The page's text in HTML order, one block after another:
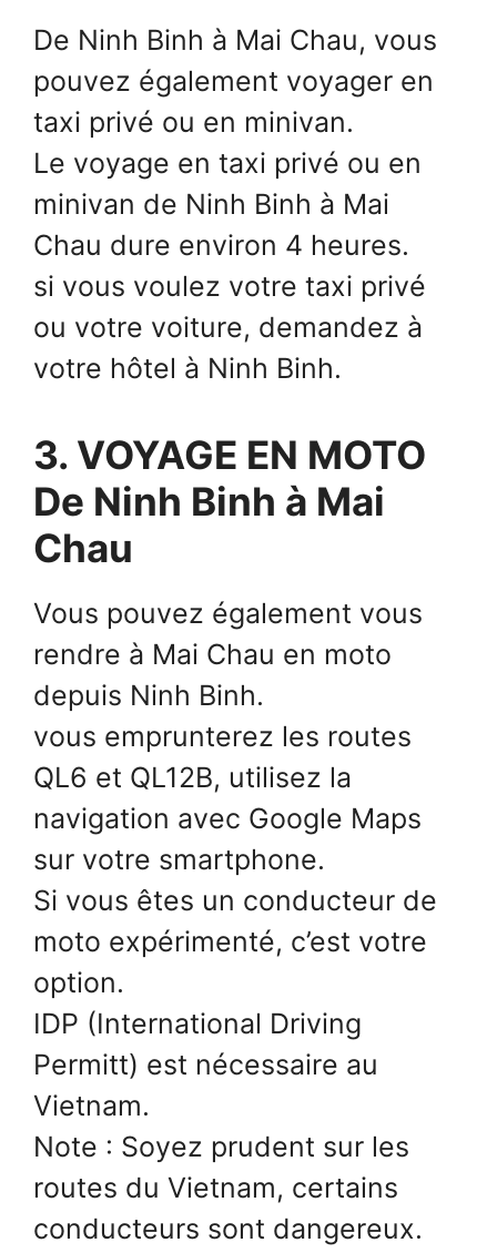
De Ninh Binh à Mai Chau, vous
pouvez également voyager en
taxi privé ou en minivan.
Le voyage en taxi privé ou en
minivan de Ninh Binh à Mai
Chau dure environ 4 heures.
si vous voulez votre taxi privé
ou votre voiture, demandez à
votre hôtel à Ninh Binh.
3. VOYAGE EN MOTO
De Ninh Binh à Mai
Chau
Vous pouvez également vous
rendre à Mai Chau en moto
depuis Ninh Binh.
vous emprunterez les routes
QL6 et QL12B, utilisez la
navigation avec Google Maps
sur votre smartphone.
Si vous êtes un conducteur de
moto expérimenté, c’est votre
option.
IDP (International Driving
Permitt) est nécessaire au
Vietnam.
Note : Soyez prudent sur les
routes du Vietnam, certains
conducteurs sont dangereux.